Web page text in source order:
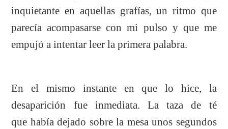
inquietante en aquellas grafías, un ritmo que
parecía acompasarse con mi pulso y que me
empujó a intentar leer la primera palabra.
En el mismo instante en que lo hice, la
desaparición fue inmediata. La taza de té
que había dejado sobre la mesa unos segundos